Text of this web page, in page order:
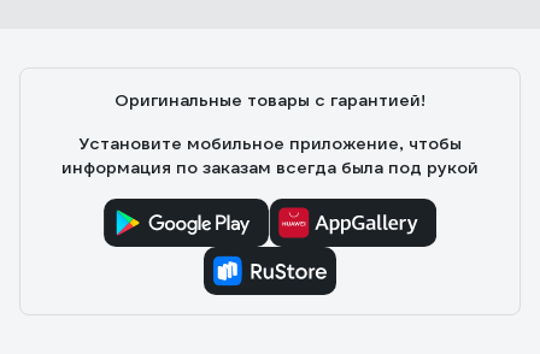
Оригинальные товары с гарантией!
Установите мобильное приложение, чтобы
информация по заказам всегда была под рукой